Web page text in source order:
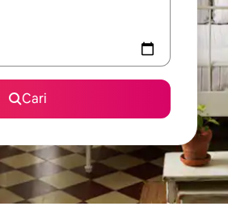
Cari